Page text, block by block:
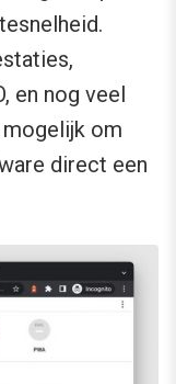
en nog veel
om
direct een